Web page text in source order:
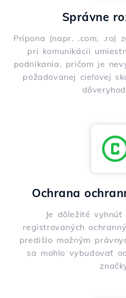
Správne
Prípona (napr. .com, .ro)
pri komunikácii
podnikania, pričom je
požadovanej cieľovej
Ochrana
Je dôležité vyhnúť
registrovaných
predišlo možným
sa mohlo vybudovať